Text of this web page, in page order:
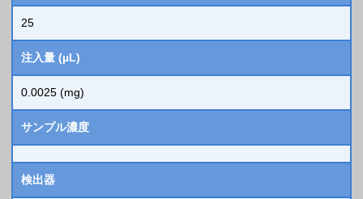
25
注入量 (µL)
0.0025 (mg)
サンプル濃度
検出器